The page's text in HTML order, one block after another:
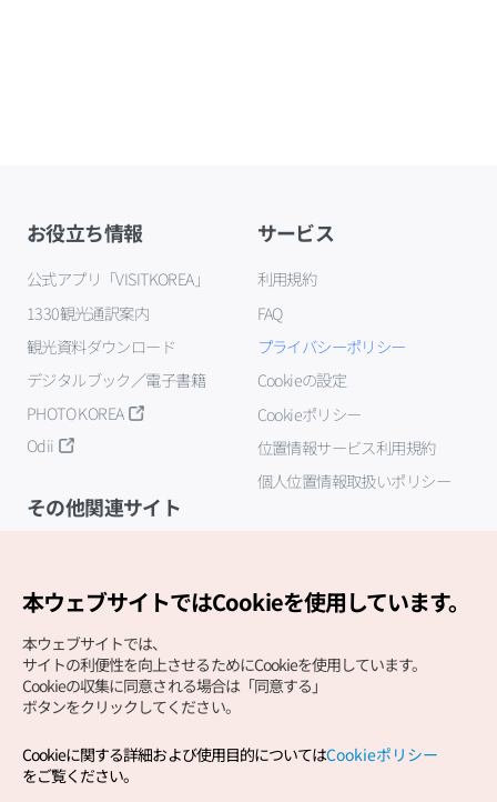
お役立ち情報
公式アプリ「VISITKOREA」
1330観光通訳案内
観光資料ダウンロード
デジタルブック／電子書籍
PHOTO KOREA
Odii
サービス
利用規約
FAQ
プライバシーポリシー
Cookieの設定
Cookieポリシー
位置情報サービス利用規約
個人位置情報取扱いポリシー
その他関連サイト
Copyright (c) Korea Tourism Organization All Rights
本ウェブサイトではCookieを使用しています。
本ウェブサイトでは、
サイトの利便性を向上させるためにCookieを使用しています。
Cookieの収集に同意される場合は「同意する」
ボタンをクリックしてください。
Cookieに関する詳細および使用目的についてはCookieポリシー
をご覧ください。